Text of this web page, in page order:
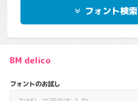
フォント検索
BM delico
フォントのお試し